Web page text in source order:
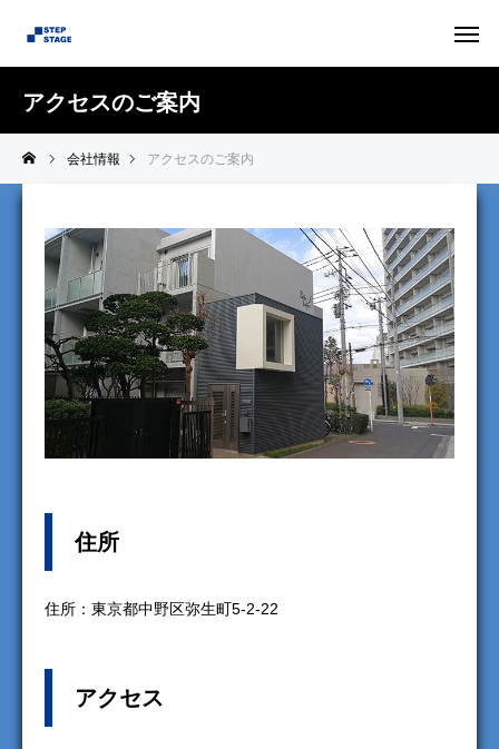
アクセスのご案内
会社情報 アクセスのご案内
住所
住所：東京都中野区弥生町5-2-22
アクセス